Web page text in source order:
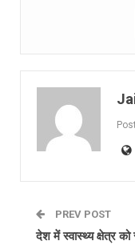
PREV POST
देश में स्वास्थ्य क्षेत्र